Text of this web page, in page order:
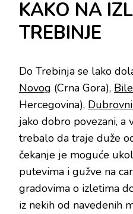
KAKO NA
TREBINJE
Do Trebinja se lako
Novog (Crna Gora),
Hercegovina),
jako dobro povezani, a
trebalo da traje duže
čekanje je moguće
putevima i gužve na
gradovima o izletima
iz nekih od navedenih